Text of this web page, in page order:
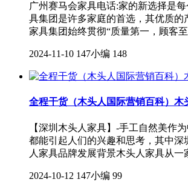
广州赛马会家具电话:家的新选择是
具集团是许多家庭的首选，其优质
家具集团始终贯彻“质量第一，顾客
2024-11-10 147小编 148
全程干货（木头人国际营销百科）木
【深圳木头人家具】-手工自然美作
都能引起人们的兴趣和思考，其中
人家具品牌发展背景木头人家具从
2024-10-12 147小编 99